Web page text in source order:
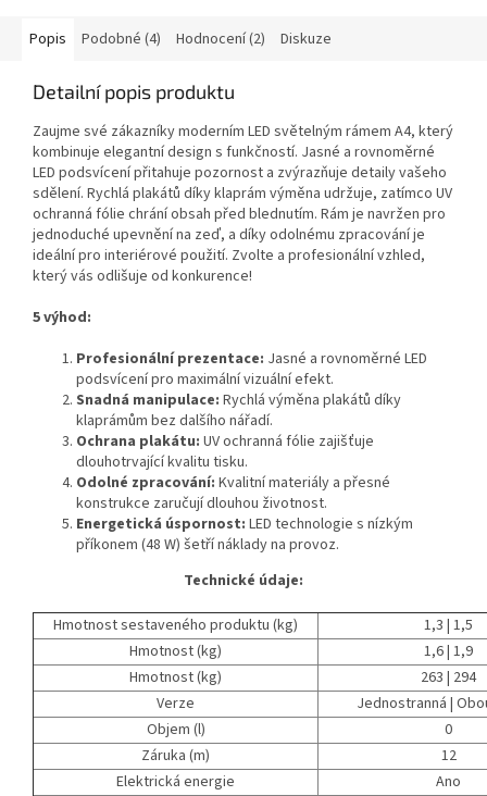
Popis Podobné (4) Hodnocení (2) Diskuze
Detailní popis produktu
Zaujme své zákazníky moderním LED světelným rámem A4, který
kombinuje elegantní design s funkčností. Jasné a rovnoměrné
LED podsvícení přitahuje pozornost a zvýrazňuje detaily vašeho
sdělení. Rychlá plakátů díky klaprám výměna udržuje, zatímco UV
ochranná fólie chrání obsah před blednutím. Rám je navržen pro
jednoduché upevnění na zeď, a díky odolnému zpracování je
ideální pro interiérové ​​použití. Zvolte a profesionální vzhled,
který vás odlišuje od konkurence!
5 výhod:
Profesionální prezentace: Jasné a rovnoměrné LED
podsvícení pro maximální vizuální efekt.
Snadná manipulace: Rychlá výměna plakátů díky
klaprámům bez dalšího nářadí.
Ochrana plakátu: UV ochranná fólie zajišťuje
dlouhotrvající kvalitu tisku.
Odolné zpracování: Kvalitní materiály a přesné
konstrukce zaručují dlouhou životnost.
Energetická úspornost: LED technologie s nízkým
příkonem (48 W) šetří náklady na provoz.
Technické údaje:
Hmotnost sestaveného produktu (kg)
1,3 | 1,5
Hmotnost (kg)
1,6 | 1,9
Hmotnost (kg)
263 | 294
Verze
Jednostranná |
Objem (l)
0
Záruka (m)
12
Elektrická energie
Ano